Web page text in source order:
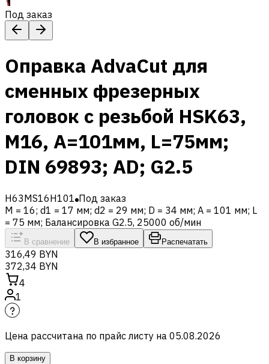
Под заказ
Оправка AdvaCut для
сменных фрезерных
головок с резьбой HSK63,
M16, A=101мм, L=75мм;
DIN 69893; AD; G2.5
H63MS16H101 Под заказ
M = 16; d1 = 17 мм; d2 = 29 мм; D = 34 мм; A = 101 мм; L
= 75 мм; Балансировка G2.5, 25000 об/мин
В сравнение В избранное Распечатать
316,49 BYN
372,34 BYN
4
1
Цена рассчитана по прайс листу на 05.08.2026
В корзину